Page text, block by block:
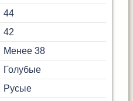
44
42
Менее 38
Голубые
Русые